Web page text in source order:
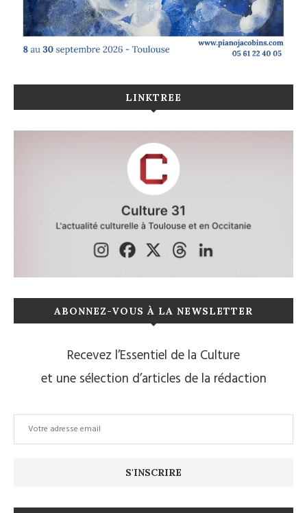
LINKTREE
ABONNEZ-VOUS À LA NEWSLETTER
Recevez l’Essentiel de la Culture
et une sélection d’articles de la rédaction